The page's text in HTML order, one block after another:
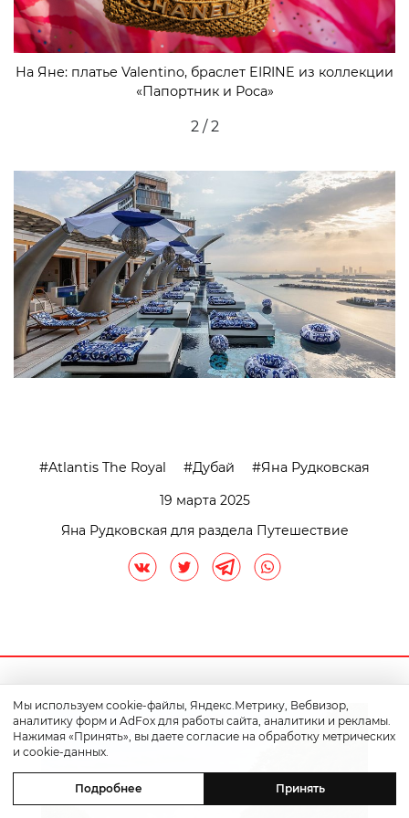
На Яне: платье Valentino, браслет EIRINE из коллекции
«Папортник и Роса»
2 / 2
Atlantis The Royal Дубай
Яна Рудковская
19 марта 2025
Яна Рудковская для раздела Путешествие
Мы используем cookie-файлы, Яндекс.Метрику, Вебвизор,
аналитику форм и AdFox для работы сайта, аналитики и рекламы.
Нажимая «Принять», вы даете согласие на обработку метрических
и cookie-данных.
Подробнее Принять